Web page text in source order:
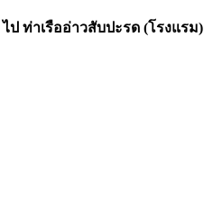
ไป ท่าเรืออ่าวสับปะรด (โรงแรม)